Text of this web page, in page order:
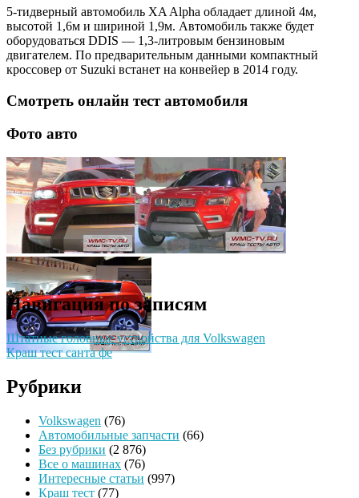
5-тидверный автомобиль XA Alpha обладает длиной 4м,
высотой 1,6м и шириной 1,9м. Автомобиль также будет
оборудоваться DDIS — 1,3-литровым бензиновым
двигателем. По предварительным данными компактный
кроссовер от Suzuki встанет на конвейер в 2014 году.
Смотреть онлайн тест автомобиля
Фото авто
Навигация по записям
Штатные головные устройства для Volkswagen
Краш тест санта фе
Рубрики
Volkswagen (76)
Автомобильные запчасти (66)
Без рубрики (2 876)
Все о машинах (76)
Интересные статьи (997)
Краш тест (77)